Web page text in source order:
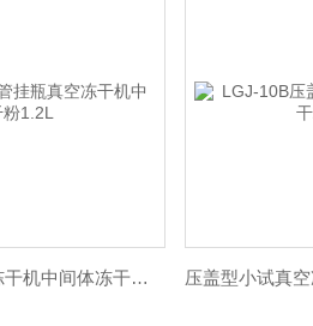
科研多歧管挂瓶真空冻干机中间体冻干粉1.2L